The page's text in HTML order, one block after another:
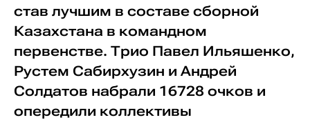
став лучшим в составе сборной
Казахстана в командном
первенстве. Трио Павел Ильяшенко,
Рустем Сабирхузин и Андрей
Солдатов набрали 16728 очков и
опередили коллективы